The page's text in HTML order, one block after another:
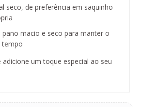
seco, de preferência em saquinho
macio e seco para manter o
tempo
adicione um toque especial ao seu